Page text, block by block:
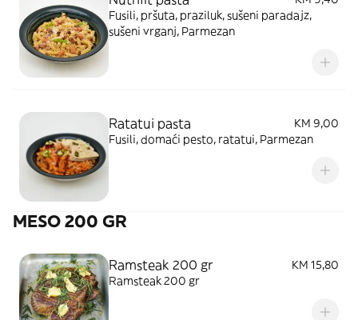
Fusili, pršuta, praziluk, sušeni paradajz,
sušeni vrganj, Parmezan
Ratatui pasta
KM 9,00
Fusili, domaći pesto, ratatui, Parmezan
MESO 200 GR
Ramsteak 200 gr
KM 15,80
Ramsteak 200 gr